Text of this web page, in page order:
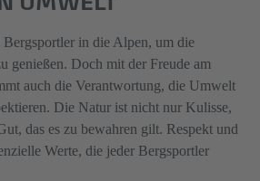
in die Alpen, um die
genießen. Doch mit der Freude am
auch die Verantwortung, die Umwelt
Die Natur ist nicht nur Kulisse,
das es zu bewahren gilt. Respekt und
Werte, die jeder Bergsportler